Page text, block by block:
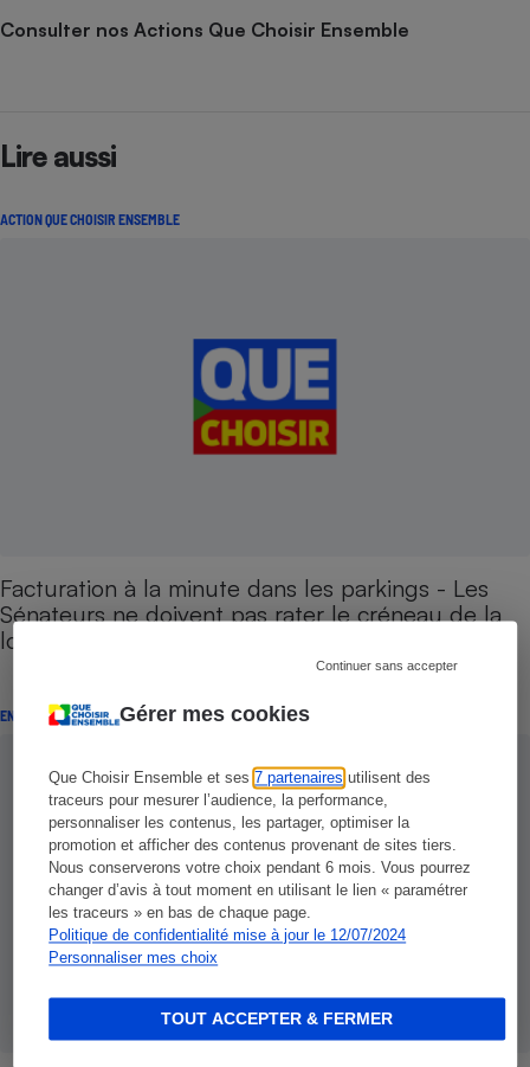
Gérer mes cookies
Que Choisir Ensemble et ses7 partenaires utilisent des
traceurs pour mesurer l’audience, la performance,
personnaliser les contenus, les partager, optimiser la
promotion et afficher des contenus provenant de sites tiers.
Nous conserverons votre choix pendant 6 mois. Vous pourrez
changer d’avis à tout moment en utilisant le lien « paramétrer
les traceurs » en bas de chaque page.
Politique de confidentialité mise à jour le 12/07/2024
Personnaliser mes choix
Continuer sans accepter
TOUT ACCEPTER & FERMER
Consulter nos Actions Que Choisir Ensemble
Lire aussi
ACTION QUE CHOISIR ENSEMBLE
Facturation à la minute dans les parkings - Les
Sénateurs ne doivent pas rater le créneau de la
loi "Conso"
ENQUÊTE